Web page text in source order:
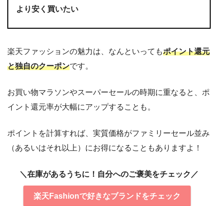
より安く買いたい
楽天ファッションの魅力は、なんといってもポイント還元
と独自のクーポンです。
お買い物マラソンやスーパーセールの時期に重なると、ポ
イント還元率が大幅にアップすることも。
ポイントを計算すれば、実質価格がファミリーセール並み
（あるいはそれ以上）にお得になることもありますよ！
＼在庫があるうちに！自分へのご褒美をチェック／
楽天Fashionで好きなブランドをチェック